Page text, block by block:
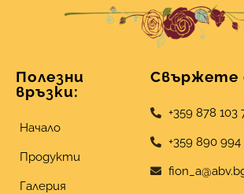
Полезни
връзки:
Начало
Продукти
Галерия
Свържете
+359 878 103
+359 890 994